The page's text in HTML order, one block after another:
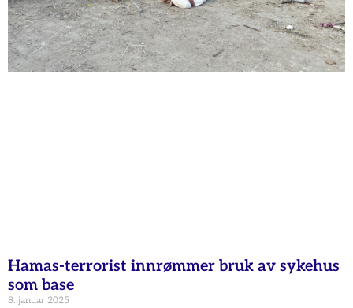
Hamas-terrorist innrømmer bruk av sykehus
som base
8. januar 2025